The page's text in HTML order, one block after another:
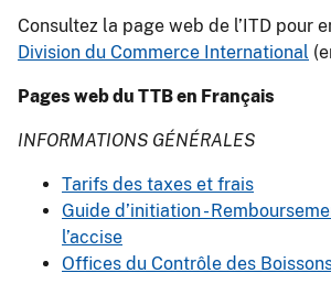
Consultez la page web de l’ITD pour
Division du Commerce International
Pages web du TTB en Français
INFORMATIONS GÉNÉRALES
Tarifs des taxes et frais
Guide d’initiation -
l’accise
Offices du Contrôle des